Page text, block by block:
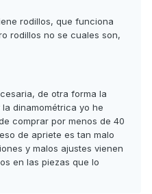
rodillos, que funciona
rodillos no se cuales son,
de otra forma la
dinamométrica yo he
comprar por menos de 40
de apriete es tan malo
y malos ajustes vienen
en las piezas que lo